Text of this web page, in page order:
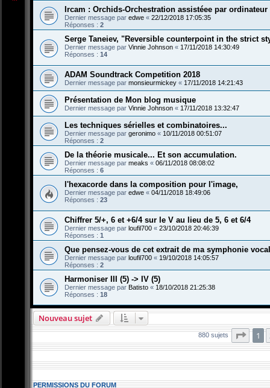
Ircam : Orchids-Orchestration assistéee par ordinateur
Dernier message par edwe « 22/12/2018 17:05:35
Réponses : 2
Serge Taneiev, "Reversible counterpoint in the strict
Dernier message par Vinnie Johnson « 17/11/2018 14:30:49
Réponses : 14
ADAM Soundtrack Competition 2018
Dernier message par monsieurmickey « 17/11/2018 14:21:43
Présentation de Mon blog musique
Dernier message par Vinnie Johnson « 17/11/2018 13:32:47
Les techniques sérielles et combinatoires...
Dernier message par geronimo « 10/11/2018 00:51:07
Réponses : 2
De la théorie musicale... Et son accumulation.
Dernier message par meaks « 06/11/2018 08:08:02
Réponses : 6
l'hexacorde dans la composition pour l'image,
Dernier message par edwe « 04/11/2018 18:49:06
Réponses : 23
Chiffrer 5/+, 6 et +6/4 sur le V au lieu de 5, 6 et 6/4
Dernier message par loufil700 « 23/10/2018 20:46:39
Réponses : 1
Que pensez-vous de cet extrait de ma symphonie
Dernier message par loufil700 « 19/10/2018 14:05:57
Réponses : 2
Harmoniser III (5) -> IV (5)
Dernier message par Batisto « 18/10/2018 21:25:38
Réponses : 18
Nouveau sujet
880 sujets Page
1
PERMISSIONS DU FORUM